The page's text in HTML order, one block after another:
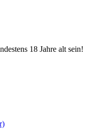
18 Jahre alt sein!